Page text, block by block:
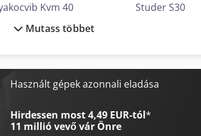
Kvm 40
Kpb 30
E30/600Hl
Studer S30
Mutass többet
Használt gépek azonnali eladása
Hirdessen most 4,49 EUR-tól*
11 millió vevővár Önre